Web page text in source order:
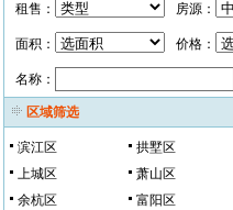
租售： 房源：
面积： 价格：
名称：
区域筛选
滨江区 拱墅区
上城区
萧山区
余杭区
富阳区